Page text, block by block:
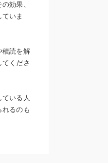
効果、
いま
積読を解
くださ
いる人
るのも